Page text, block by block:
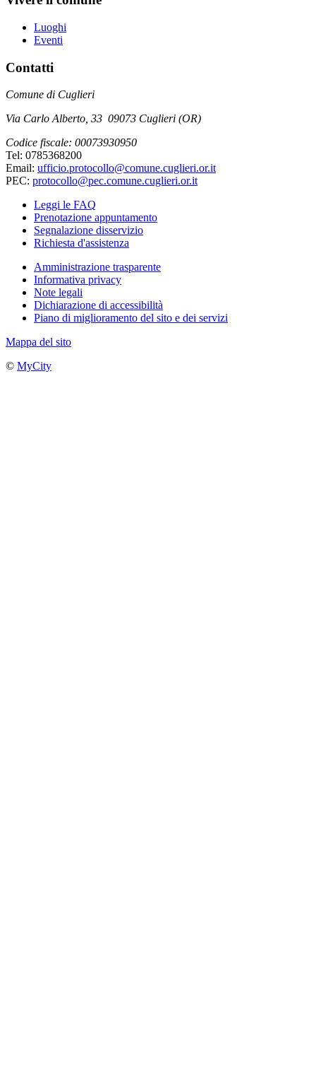
Luoghi
Eventi
Contatti
Comune di Cuglieri
Via Carlo Alberto, 33 09073 Cuglieri (OR)
Codice fiscale: 00073930950
Tel: 0785368200
Email: ufficio.protocollo@comune.cuglieri.or.it
PEC: protocollo@pec.comune.cuglieri.or.it
Leggi le FAQ
Prenotazione appuntamento
Segnalazione disservizio
Richiesta d'assistenza
Amministrazione trasparente
Informativa privacy
Note legali
Dichiarazione di accessibilità
Piano di miglioramento del sito e dei servizi
Mappa del sito
© MyCity